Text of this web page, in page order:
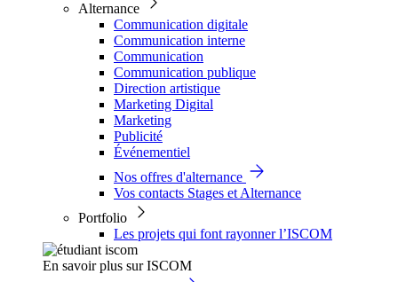
Alternance
Communication digitale
Communication interne
Communication
Communication publique
Direction artistique
Marketing Digital
Marketing
Publicité
Événementiel
Nos offres d'alternance
Vos contacts Stages et Alternance
Portfolio
Les projets qui font rayonner l’ISCOM
En savoir plus sur ISCOM